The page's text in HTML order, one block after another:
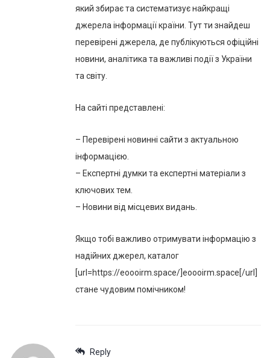
який збирає та систематизує найкращі
джерела інформації країни. Тут ти знайдеш
перевірені джерела, де публікуються офіційні
новини, аналітика та важливі події з України
та світу.
На сайті представлені:
– Перевірені новинні сайти з актуальною
інформацією.
– Експертні думки та експертні матеріали з
ключових тем.
– Новини від місцевих видань.
Якщо тобі важливо отримувати інформацію з
надійних джерел, каталог
[url=https://eoooirm.space/]eoooirm.space[/url]
стане чудовим помічником!
Reply